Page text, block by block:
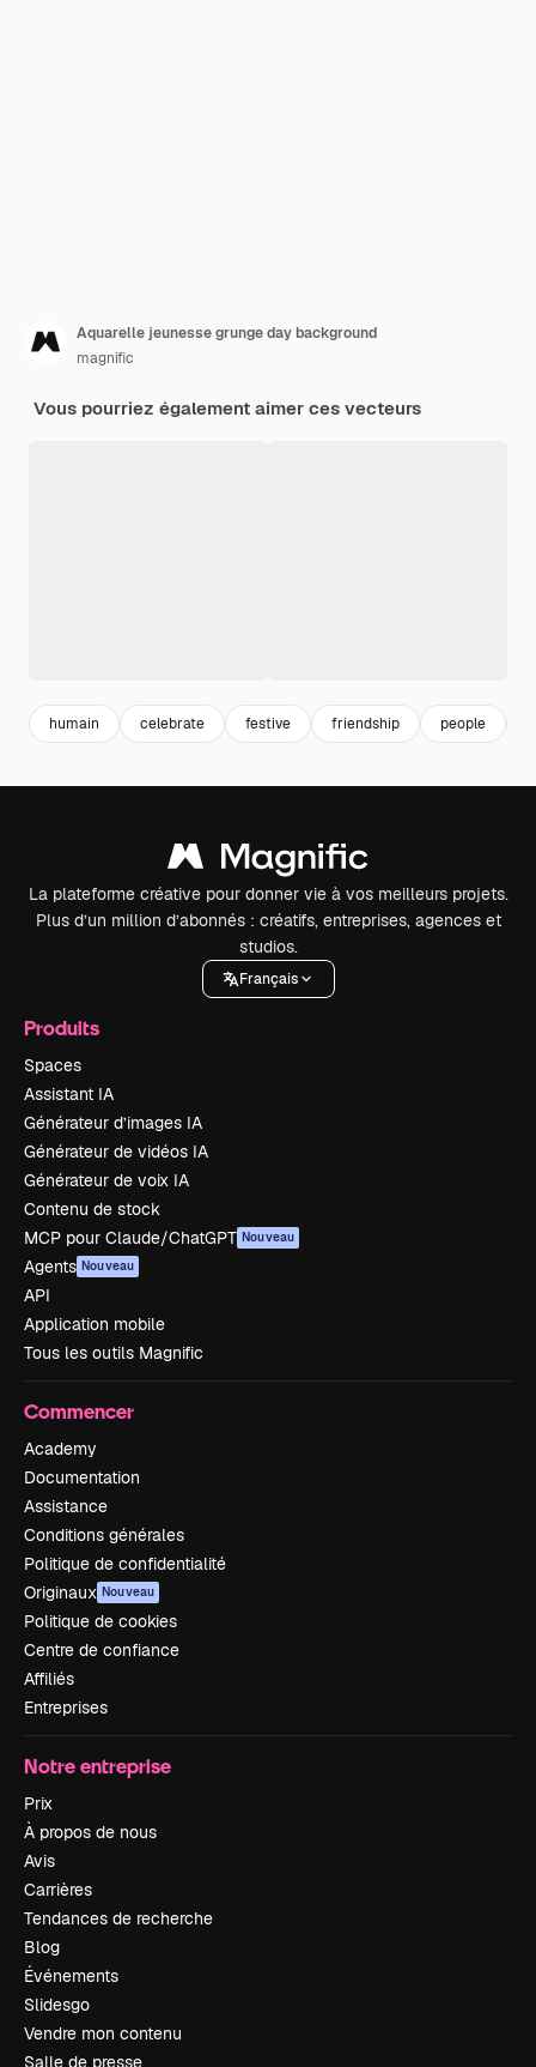
Aquarelle jeunesse grunge day background
magnific
Vous pourriez également aimer ces vecteurs
humain celebrate festive friendship people
La plateforme créative pour donner vie à vos meilleurs projets.
Plus d’un million d’abonnés : créatifs, entreprises, agences et
studios.
Français
Produits
Spaces
Assistant IA
Générateur d’images IA
Générateur de vidéos IA
Générateur de voix IA
Contenu de stock
MCP pour Claude/ChatGPT Nouveau
Agents Nouveau
API
Application mobile
Tous les outils Magnific
Commencer
Academy
Documentation
Assistance
Conditions générales
Politique de confidentialité
Originaux Nouveau
Politique de cookies
Centre de confiance
Affiliés
Entreprises
Notre entreprise
Prix
À propos de nous
Avis
Carrières
Tendances de recherche
Blog
Événements
Slidesgo
Vendre mon contenu
Salle de presse